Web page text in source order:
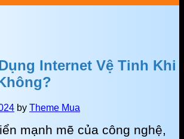
Internet Vệ Tinh Khi
by Theme Mua
mạnh mẽ của công nghệ,